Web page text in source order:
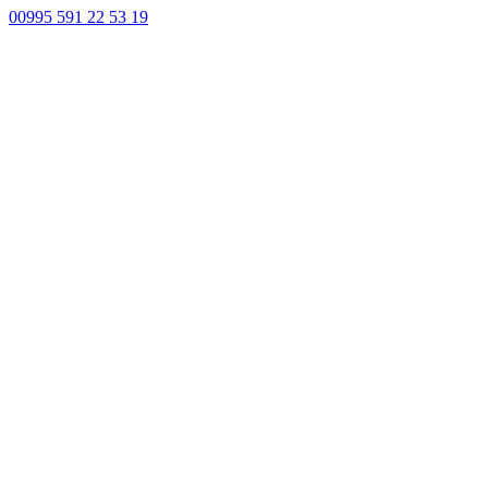
00995 591 22 53 19